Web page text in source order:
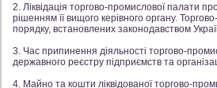
2. Ліквідація торгово-промислової палати
рішенням її вищого керівного органу.
порядку, встановлених законодавством
3. Час припинення діяльності торгово-
державного реєстру підприємств та
4. Майно та кошти ліквідованої торгово-